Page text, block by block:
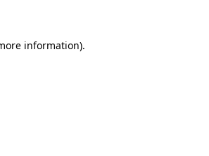
information).